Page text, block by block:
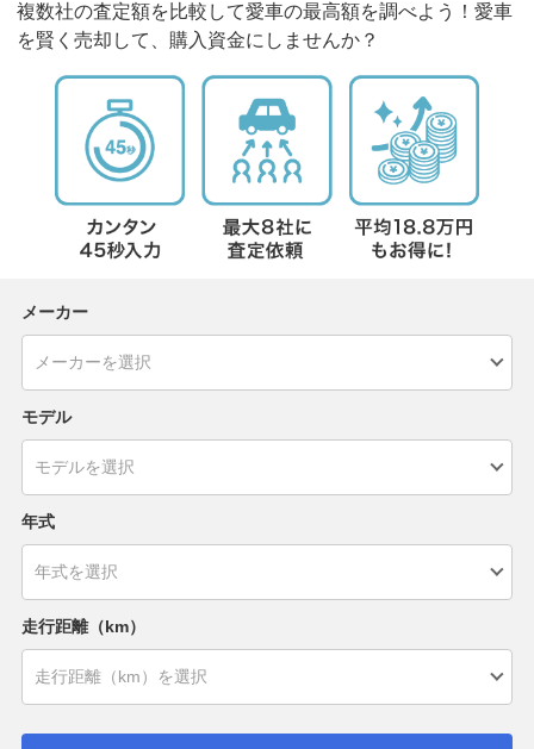
複数社の査定額を比較して愛車の最高額を調べよう！愛車
を賢く売却して、購入資金にしませんか？
メーカー
モデル
年式
走行距離（km）